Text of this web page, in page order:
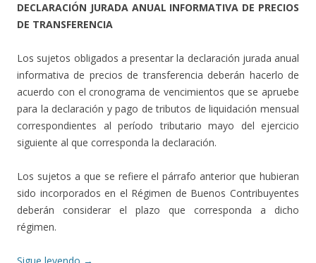
DECLARACIÓN JURADA ANUAL INFORMATIVA DE PRECIOS
DE TRANSFERENCIA
Los sujetos obligados a presentar la declaración jurada anual
informativa de precios de transferencia deberán hacerlo de
acuerdo con el cronograma de vencimientos que se apruebe
para la declaración y pago de tributos de liquidación mensual
correspondientes al período tributario mayo del ejercicio
siguiente al que corresponda la declaración.
Los sujetos a que se refiere el párrafo anterior que hubieran
sido incorporados en el Régimen de Buenos Contribuyentes
deberán considerar el plazo que corresponda a dicho
régimen.